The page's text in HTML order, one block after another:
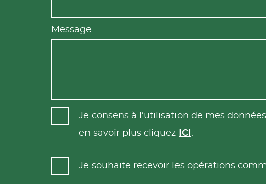
Message
Je consens à l’utilisation de mes
en savoir plus cliquez
ICI .
Je souhaite recevoir les opérations